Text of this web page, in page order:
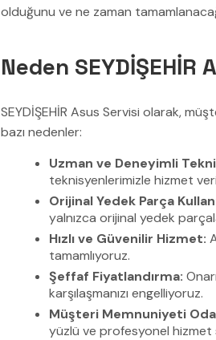
olduğunu ve ne zaman
Neden
SEYDİŞEHİR Asus Servisi olarak,
bazı nedenler:
Uzman ve Deneyimli
teknisyenlerimizle hizmet
Orijinal Yedek Parça
yalnızca orijinal yedek
Hızlı ve Güvenilir Hizmet:
tamamlıyoruz.
Şeffaf Fiyatlandırma:
karşılaşmanızı engelliyoruz.
Müşteri Memnuniyeti
yüzlü ve profesyonel hizmet